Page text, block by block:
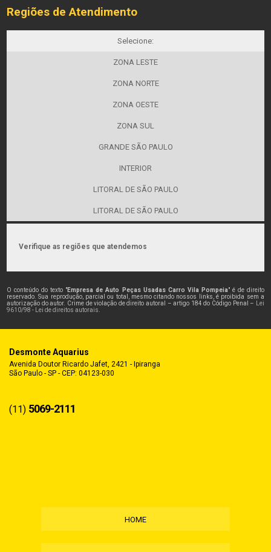
Regiões de Atendimento
Selecione:
ZONA LESTE
ZONA NORTE
ZONA OESTE
ZONA SUL
GRANDE SÃO PAULO
INTERIOR
LITORAL DE SÃO PAULO
LITORAL DE SÃO PAULO
Verifique as regiões que atendemos
O conteúdo do texto "Empresa de Auto Peças Usadas Carro Vila Pompeia" é de direito
reservado. Sua reprodução, parcial ou total, mesmo citando nossos links, é proibida sem a
autorização do autor. Crime de violação de direito autoral – artigo 184 do Código Penal –
Lei
9610/98 - Lei de direitos autorais
Desmonte Aquarius
Avenida Doutor Ricardo Jafet, 2421 - Ipiranga
São Paulo - SP - CEP: 04123-030
(11) 5069-2111
HOME